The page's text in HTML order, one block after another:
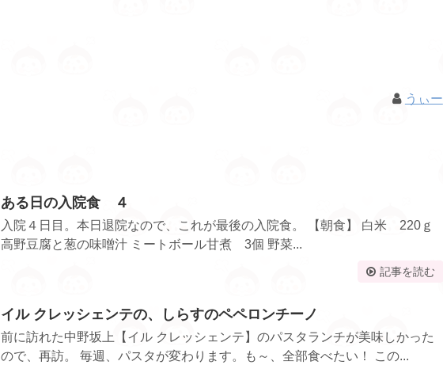
うぃー
ある日の入院食 ４
入院４日目。本日退院なので、これが最後の入院食。 【朝食】 白米 220ｇ
高野豆腐と葱の味噌汁 ミートボール甘煮 3個 野菜...
記事を読む
イル クレッシェンテの、しらすのペペロンチーノ
前に訪れた中野坂上【イル クレッシェンテ】のパスタランチが美味しかった
ので、再訪。 毎週、パスタが変わります。も～、全部食べたい！ この...